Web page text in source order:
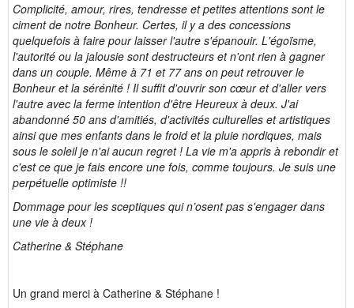
Complicité, amour, rires, tendresse et petites attentions sont le
ciment de notre Bonheur. Certes, il y a des concessions
quelquefois à faire pour laisser l'autre s'épanouir. L'égoïsme,
l'autorité ou la jalousie sont destructeurs et n'ont rien à gagner
dans un couple. Même à 71 et 77 ans on peut retrouver le
Bonheur et la sérénité ! Il suffit d'ouvrir son cœur et d'aller vers
l'autre avec la ferme intention d'être Heureux à deux. J'ai
abandonné 50 ans d'amitiés, d'activités culturelles et artistiques
ainsi que mes enfants dans le froid et la pluie nordiques, mais
sous le soleil je n'ai aucun regret ! La vie m'a appris à rebondir et
c'est ce que je fais encore une fois, comme toujours. Je suis une
perpétuelle optimiste !!
Dommage pour les sceptiques qui n’osent pas s'engager dans
une vie à deux !
Catherine & Stéphane
Un grand merci à Catherine & Stéphane !